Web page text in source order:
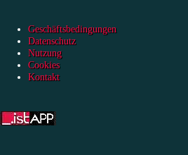
Geschäftsbedingungen
Datenschutz
Nutzung
Cookies
Kontakt